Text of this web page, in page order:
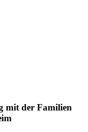
mit der Familien